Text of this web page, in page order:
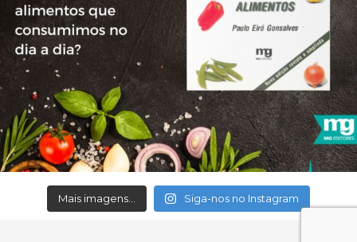
Mais imagens... Siga-nos no Instagram